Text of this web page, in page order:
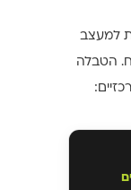
למעצב
הטבלה